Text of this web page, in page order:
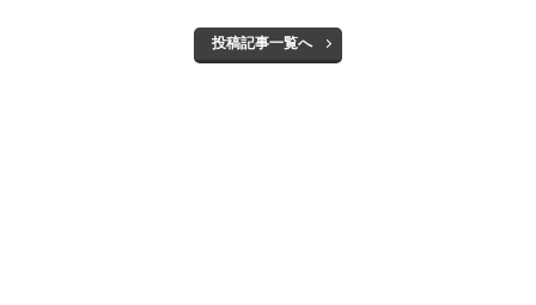
投稿記事一覧へ